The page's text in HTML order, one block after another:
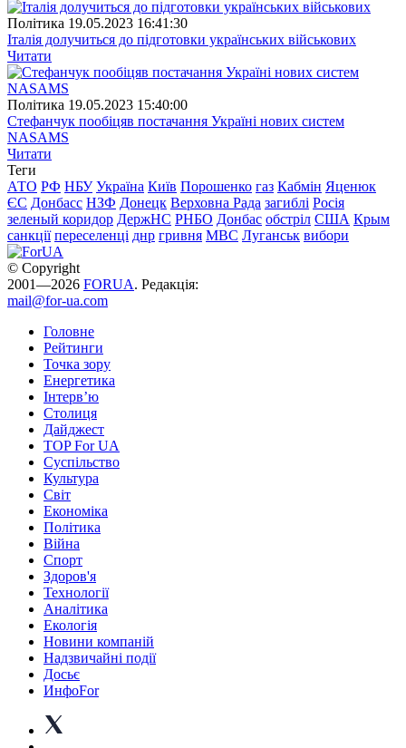
Полiтика 19.05.2023 16:41:30
Італія долучиться до підготовки українських військових
Читати
Полiтика 19.05.2023 15:40:00
Стефанчук пообіцяв постачання Україні нових систем
NASAMS
Читати
Теги
АТО РФ НБУ Україна Київ Порошенко газ Кабмін Яценюк
ЄС Донбасс НЗФ Донецк Верховна Рада загиблі Росія
зеленый коридор ДержНС РНБО Донбас обстріл США Крым
санкції переселенці днр гривня МВС Луганськ вибори
© Copyright
2001—2026 FORUA. Редакція:
mail@for-ua.com
Головне
Рейтинги
Точка зору
Енергетика
Інтерв’ю
Столиця
Дайджест
TOP For UA
Суспiльство
Культура
Світ
Економіка
Політика
Війна
Спорт
Здоров'я
Технології
Аналітика
Екологія
Новини компаній
Надзвичайні події
Досьє
ИнфоFor